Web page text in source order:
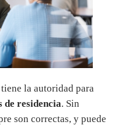
tiene la autoridad para
de residencia. Sin
son correctas, y puede